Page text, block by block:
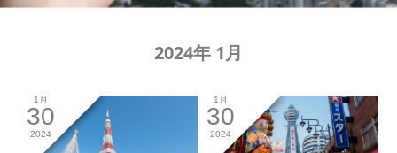
2024年 1月
1月
30
2024
1月
30
2024